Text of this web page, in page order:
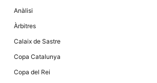
Anàlisi
Àrbitres
Calaix de Sastre
Copa Catalunya
Copa del Rei